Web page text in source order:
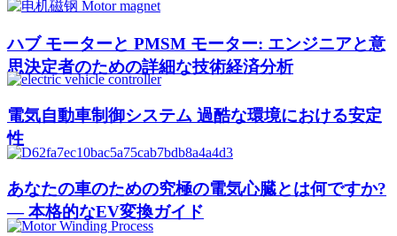
ハブ モーターと PMSM モーター: エンジニアと意
思決定者のための詳細な技術経済分析
電気自動車制御システム 過酷な環境における安定
性
あなたの車のための究極の電気心臓とは何ですか?
— 本格的なEV変換ガイド